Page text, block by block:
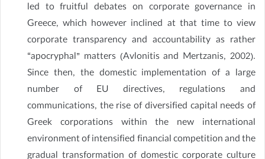
led to fruitful debates on corporate governance in
Greece, which however inclined at that time to view
corporate transparency and accountability as rather
“apocryphal” matters (Avlonitis and Mertzanis, 2002).
Since then, the domestic implementation of a large
number of EU directives, regulations and
communications, the rise of diversified capital needs of
Greek corporations within the new international
environment of intensified financial competition and the